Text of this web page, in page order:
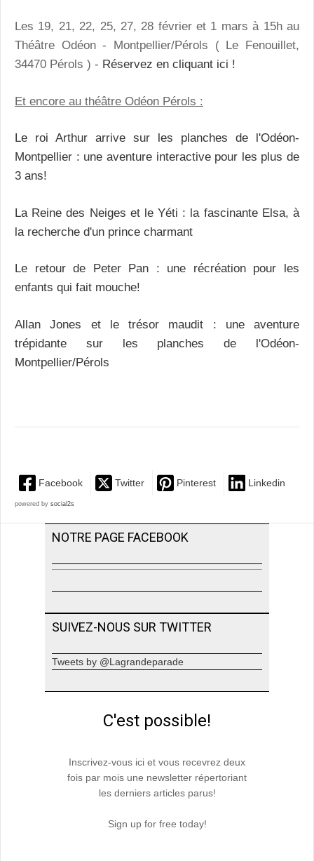
Les 19, 21, 22, 25, 27, 28 février et 1 mars à 15h au
Théâtre Odéon - Montpellier/Pérols ( Le Fenouillet,
34470 Pérols ) - Réservez en cliquant ici !
Et encore au théâtre Odéon Pérols :
Le roi Arthur arrive sur les planches de l'Odéon-
Montpellier : une aventure interactive pour les plus de
3 ans!
La Reine des Neiges et le Yéti : la fascinante Elsa, à
la recherche d'un prince charmant
Le retour de Peter Pan : une récréation pour les
enfants qui fait mouche!
Allan Jones et le trésor maudit : une aventure
trépidante sur les planches de l'Odéon-
Montpellier/Pérols
Facebook Twitter Pinterest Linkedin
powered by social2s
NOTRE PAGE FACEBOOK
SUIVEZ-NOUS SUR TWITTER
Tweets by @Lagrandeparade
C'est possible!
Inscrivez-vous ici et vous recevrez deux
fois par mois une newsletter répertoriant
les derniers articles parus!
Sign up for free today!